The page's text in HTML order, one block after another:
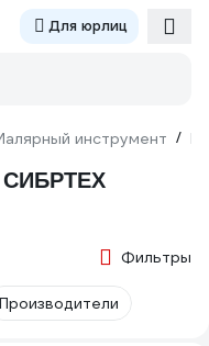
Для юрлиц
инструмент /
СИБРТЕХ
Фильтры
Производители